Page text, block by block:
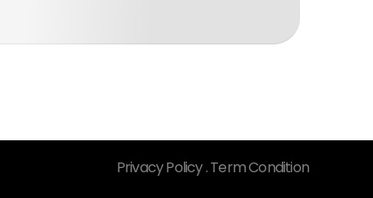
Privacy Policy . Term Condition